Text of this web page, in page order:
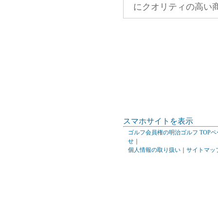
にクオリティの高い
スマホサイトを表示
ゴルフ会員権の明治ゴルフ TOPペ
せ
個人情報の取り扱い
サイトマッ